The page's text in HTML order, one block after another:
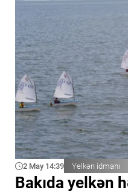
2 May 14:39 Yelkən idmanı
Bakıda yelkən